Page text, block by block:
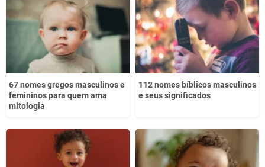
Outro
67 nomes gregos masculinos e
femininos para quem ama
mitologia
112 nomes bíblicos masculinos
e seus significados